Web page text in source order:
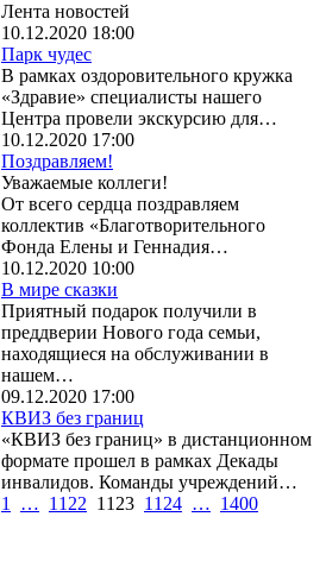
Лента новостей
10.12.2020 18:00
Парк чудес
В рамках оздоровительного кружка
«Здравие» специалисты нашего
Центра провели экскурсию для…
10.12.2020 17:00
Поздравляем!
Уважаемые коллеги!
От всего сердца поздравляем
коллектив «Благотворительного
Фонда Елены и Геннадия…
10.12.2020 10:00
В мире сказки
Приятный подарок получили в
преддверии Нового года семьи,
находящиеся на обслуживании в
нашем…
09.12.2020 17:00
КВИЗ без границ
«КВИЗ без границ» в дистанционном
формате прошел в рамках Декады
инвалидов. Команды учреждений…
1
… 1122 1123 1124 … 1400